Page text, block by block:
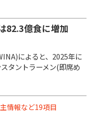
82.3億食に増加
によると、2025年に
タントラーメン(即席め
情報など19項目